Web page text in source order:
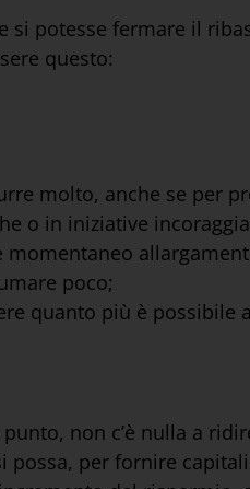
si potesse fermare il
questo:
molto, anche se per
o in iniziative
momentaneo
poco;
quanto più è possibile
punto, non c’è nulla a
possa, per fornire